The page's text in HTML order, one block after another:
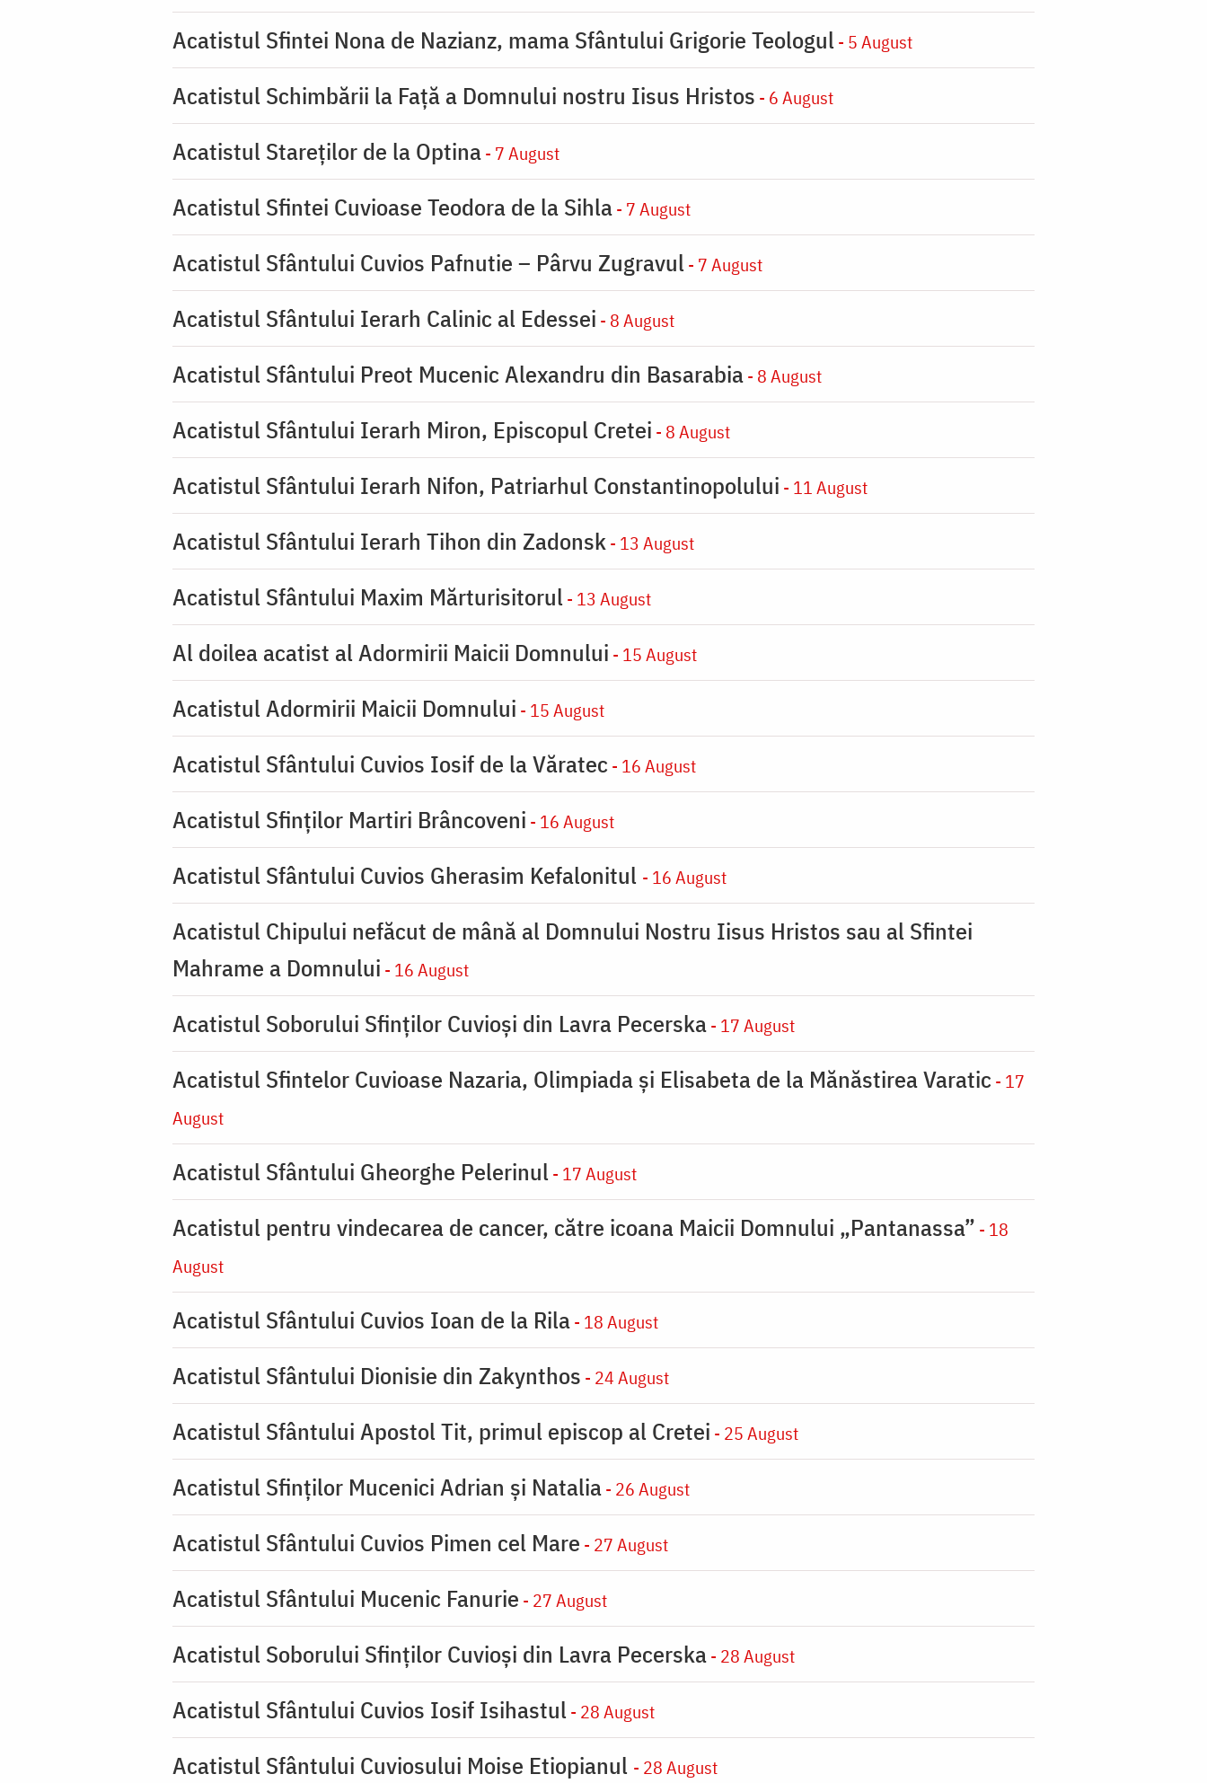
Acatistul Sfintei Nona de Nazianz, mama Sfântului Grigorie Teologul - 5 August
Acatistul Schimbării la Faţă a Domnului nostru Iisus Hristos - 6 August
Acatistul Stareţilor de la Optina- 7 August
Acatistul Sfintei Cuvioase Teodora de la Sihla- 7 August
Acatistul Sfântului Cuvios Pafnutie – Pârvu Zugravul - 7 August
Acatistul Sfântului Ierarh Calinic al Edessei - 8 August
Acatistul Sfântului Preot Mucenic Alexandru din Basarabia- 8 August
Acatistul Sfântului Ierarh Miron, Episcopul Cretei - 8 August
Acatistul Sfântului Ierarh Nifon, Patriarhul Constantinopolului - 11 August
Acatistul Sfântului Ierarh Tihon din Zadonsk - 13 August
Acatistul Sfântului Maxim Mărturisitorul - 13 August
Al doilea acatist al Adormirii Maicii Domnului - 15 August
Acatistul Adormirii Maicii Domnului - 15 August
Acatistul Sfântului Cuvios Iosif de la Văratec - 16 August
Acatistul Sfinților Martiri Brâncoveni - 16 August
Acatistul Sfântului Cuvios Gherasim Kefalonitul - 16 August
Acatistul Chipului nefăcut de mână al Domnului Nostru Iisus Hristos sau al Sfintei
Mahrame a Domnului - 16 August
Acatistul Soborului Sfinților Cuvioși din Lavra Pecerska- 17 August
Acatistul Sfintelor Cuvioase Nazaria, Olimpiada și Elisabeta de la Mănăstirea Varatic - 17
August
Acatistul Sfântului Gheorghe Pelerinul - 17 August
Acatistul pentru vindecarea de cancer, către icoana Maicii Domnului „Pantanassa” - 18
August
Acatistul Sfântului Cuvios Ioan de la Rila- 18 August
Acatistul Sfântului Dionisie din Zakynthos - 24 August
Acatistul Sfântului Apostol Tit, primul episcop al Cretei - 25 August
Acatistul Sfinților Mucenici Adrian și Natalia- 26 August
Acatistul Sfântului Cuvios Pimen cel Mare - 27 August
Acatistul Sfântului Mucenic Fanurie - 27 August
Acatistul Soborului Sfinților Cuvioși din Lavra Pecerska- 28 August
Acatistul Sfântului Cuvios Iosif Isihastul - 28 August
Acatistul Sfântului Cuviosului Moise Etiopianul - 28 August